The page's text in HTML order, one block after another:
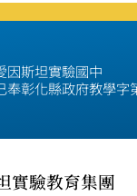
因斯坦實驗國中
奉彰化縣政府教學字
實驗教育集團